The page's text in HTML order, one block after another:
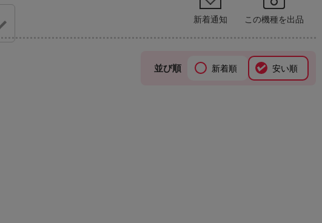
新着通知 この機種を出品
並び順 新着順 安い順